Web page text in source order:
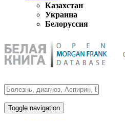
Казахстан
Украина
Белоруссия
Toggle navigation